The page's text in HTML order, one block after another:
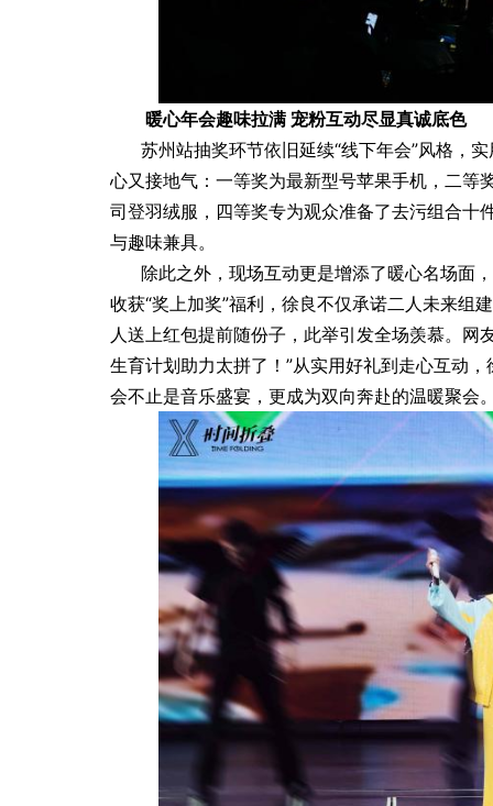
暖心年会趣味拉满 宠粉互动尽显真诚底色
苏州站抽奖环节依旧延续“线下年会”风格，
心又接地气：一等奖为最新型号苹果手机，二等
司登羽绒服，四等奖专为观众准备了去污组合十
与趣味兼具。
除此之外，现场互动更是增添了暖心名场面
收获“奖上加奖”福利，徐良不仅承诺二人未来组
人送上红包提前随份子，此举引发全场羡慕。网
生育计划助力太拼了！”从实用好礼到走心互动
会不止是音乐盛宴，更成为双向奔赴的温暖聚会